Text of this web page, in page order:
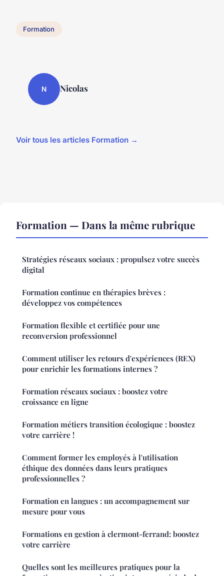
Formation
N Nicolas
Voir tous les articles Formation →
Formation — Dans la même rubrique
Stratégies réseaux sociaux : propulsez votre succès
digital
Formation continue en thérapies brèves :
développez vos compétences
Formation flexible et certifiée pour une
reconversion professionnel
Comment utiliser les retours d'expériences (REX)
pour enrichir les formations internes ?
Formation réseaux sociaux : boostez votre
croissance en ligne
Formation métiers transition écologique : boostez
votre carrière !
Comment former les employés à l'utilisation
éthique des données dans leurs pratiques
professionnelles ?
Formation en langues : un accompagnement sur
mesure pour vous
Formations en gestion à clermont-ferrand: boostez
votre carrière
Quelles sont les meilleures pratiques pour la